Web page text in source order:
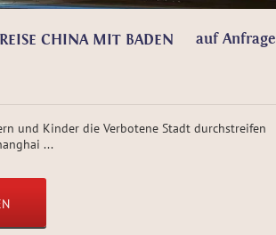
CHINA MIT BADEN auf Anfrage
und Kinder die Verbotene Stadt durchstreifen
...